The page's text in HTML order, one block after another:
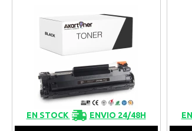
EN STOCK ENVIO 24/48H